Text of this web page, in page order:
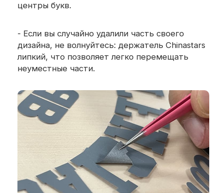
центры букв.
- Если вы случайно удалили часть своего
дизайна, не волнуйтесь: держатель Chinastars
липкий, что позволяет легко перемещать
неуместные части.